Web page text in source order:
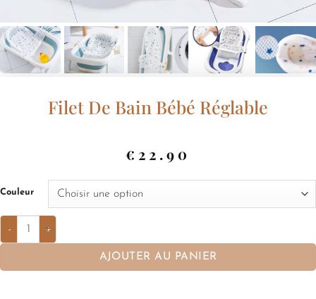
Filet De Bain Bébé Réglable
€ 22.90
Couleur
AJOUTER AU PANIER